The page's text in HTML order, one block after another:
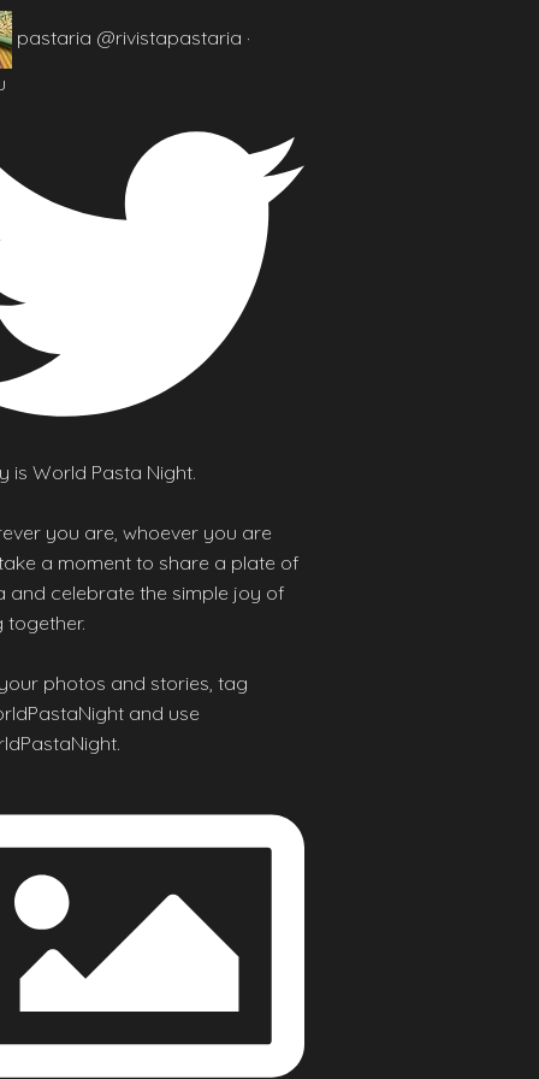
pastaria @rivistapastaria ·
is World Pasta Night.
you are, whoever you are
a moment to share a plate of
and celebrate the simple joy of
together.
photos and stories, tag
and use